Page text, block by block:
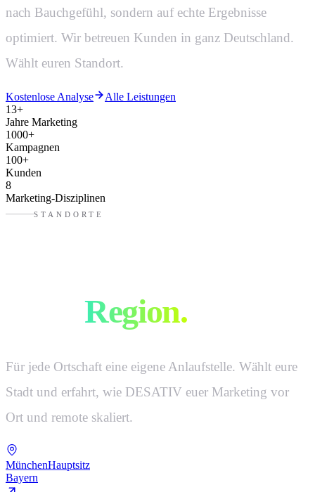
nach Bauchgefühl, sondern auf echte Ergebnisse
optimiert. Wir betreuen Kunden in ganz Deutschland.
Wählt euren Standort.
Kostenlose Analyse
Alle Leistungen
13+
Jahre Marketing
1000+
Kampagnen
100+
Kunden
8
Marketing-Disziplinen
STANDORTE
eurerRegion.
Für jede Ortschaft eine eigene Anlaufstelle. Wählt eure
Stadt und erfahrt, wie DESATIV euer Marketing vor
Ort und remote skaliert.
MünchenHauptsitz
Bayern